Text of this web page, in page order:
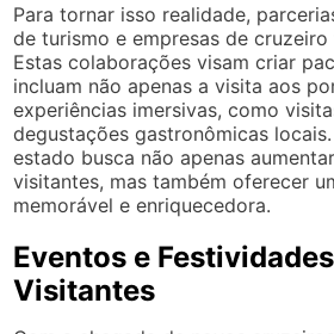
Para tornar isso realidade,
de turismo e empresas de
Estas colaborações visam criar
incluam não apenas a visita aos
experiências imersivas, como
degustações gastronômicas
estado busca não apenas
visitantes, mas também oferecer
memorável e enriquecedora.
Eventos e
Visitantes